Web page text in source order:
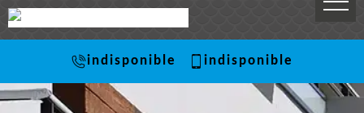
indisponible indisponible